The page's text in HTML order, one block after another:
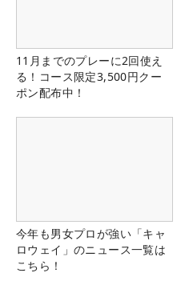
11月までのプレーに2回使え
る！コース限定3,500円クー
ポン配布中！
今年も男女プロが強い「キャ
ロウェイ」のニュース一覧は
こちら！